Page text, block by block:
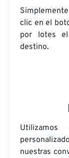
clic en el
por lotes
destino.
nuestras